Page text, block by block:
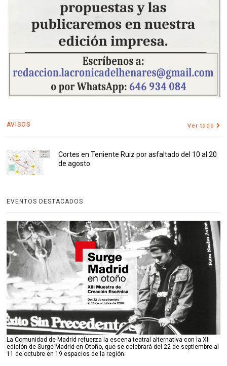
AVISOS Ver todo
Cortes en Teniente Ruiz por asfaltado del 10 al 20
de agosto
EVENTOS DESTACADOS
La Comunidad de Madrid refuerza la escena teatral alternativa con la XII
edición de Surge Madrid en Otoño, que se celebrará del 22 de septiembre al
11 de octubre en 19 espacios de la región.